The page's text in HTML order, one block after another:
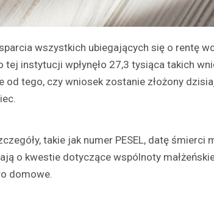
wszystkich ubiegających się o rentę
instytucji wpłynęło 27,3 tysiąca takich
od tego, czy wniosek zostanie złożony
takie jak numer PESEL, datę śmierci
o kwestie dotyczące wspólnoty
domowe.